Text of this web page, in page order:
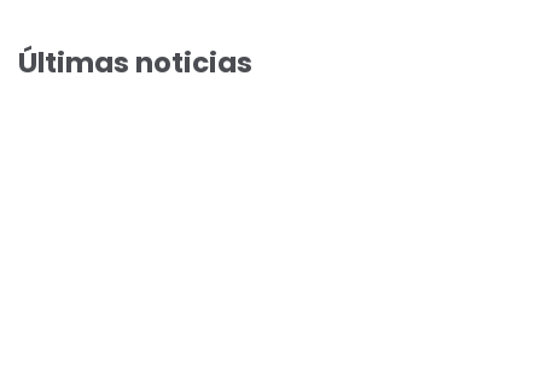
Últimas noticias